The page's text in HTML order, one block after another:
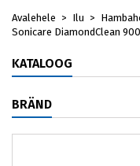
Avalehele Ilu
Sonicare DiamondClean
KATALOOG
BRÄND